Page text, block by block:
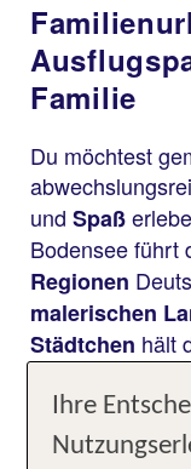
Familie
Du möchtest
und Spaß
Bodensee führt
Regionen
malerischen
Städtchen hält
ObWandern,
hier kommt
Ihre